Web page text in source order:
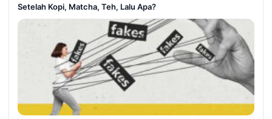
Setelah Kopi, Matcha, Teh, Lalu Apa?